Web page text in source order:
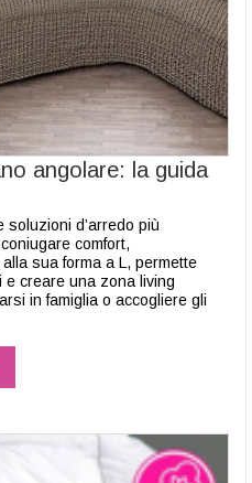
angolare: la guida
soluzioni d’arredo più
comfort,
sua forma a L, permette
creare una zona living
in famiglia o accogliere gli